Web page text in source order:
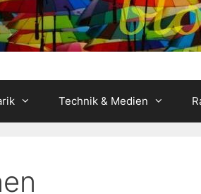
Technik & Medien